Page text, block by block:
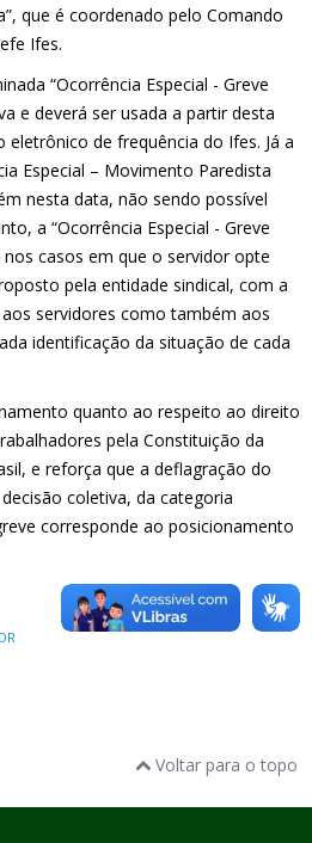
que é coordenado pelo Comando
Ifes.
“Ocorrência Especial - Greve
e deverá ser usada a partir desta
de frequência do Ifes. Já a
Especial – Movimento Paredista
nesta data, não sendo possível
a “Ocorrência Especial - Greve
nos casos em que o servidor opte
pela entidade sindical, com a
servidores como também aos
identificação da situação de cada
quanto ao respeito ao direito
pela Constituição da
e reforça que a deflagração do
coletiva, da categoria
corresponde ao posicionamento
Voltar para o topo